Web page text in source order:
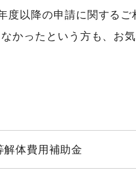
度以降の申請に関するご
かったという方も、お
体費用補助金